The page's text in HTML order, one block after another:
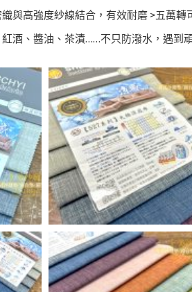
與高強度紗線結合，有效耐磨 >五萬轉
酒、醬油、茶漬……不只防潑水，遇到